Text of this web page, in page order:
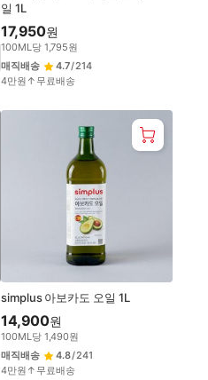
일 1L
17,950원
100ML당 1,795원
매직배송
4.7/214
4만원↑무료배송
simplus 아보카도 오일 1L
14,900원
100ML당 1,490원
매직배송
4.8/241
4만원↑무료배송